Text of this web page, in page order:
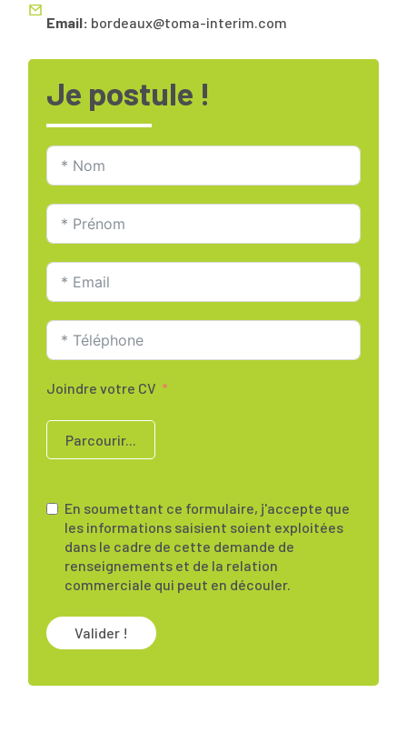
Email: bordeaux@toma-interim.com
Je postule !
Joindre votre CV
Parcourir...
En soumettant ce formulaire, j'accepte que
les informations saisient soient exploitées
dans le cadre de cette demande de
renseignements et de la relation
commerciale qui peut en découler.
Valider !